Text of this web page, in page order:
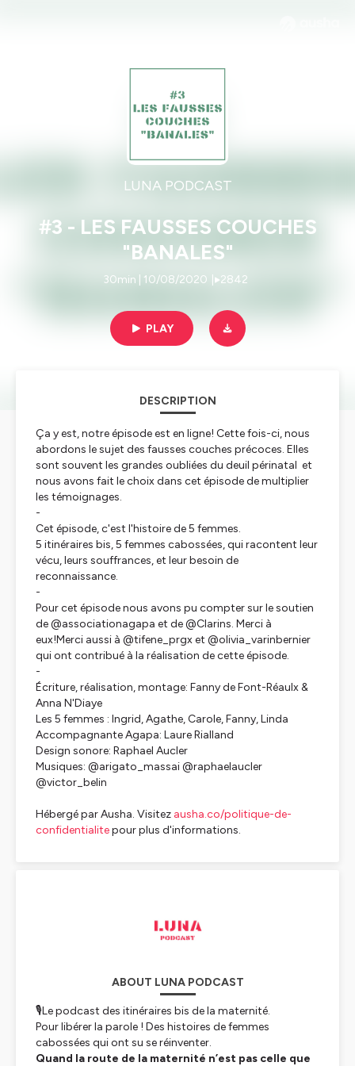
LUNA PODCAST
#3 - LES FAUSSES COUCHES
"BANALES"
30min | 10/08/2020 2842
PLAY
DESCRIPTION
Ça y est, notre épisode est en ligne! Cette fois-ci, nous
abordons le sujet des fausses couches précoces. Elles
sont souvent les grandes oubliées du deuil périnatal et
nous avons fait le choix dans cet épisode de multiplier
les témoignages.
-
Cet épisode, c'est l'histoire de 5 femmes.
5 itinéraires bis, 5 femmes cabossées, qui racontent leur
vécu, leurs souffrances, et leur besoin de
reconnaissance.
-
Pour cet épisode nous avons pu compter sur le soutien
de @associationagapa et de @Clarins. Merci à
eux!Merci aussi à @tifene_prgx et @olivia_varinbernier
qui ont contribué à la réalisation de cette épisode.
-
Écriture, réalisation, montage: Fanny de Font-Réaulx &
Anna N'Diaye
Les 5 femmes : Ingrid, Agathe, Carole, Fanny, Linda
Accompagnante Agapa: Laure Rialland
Design sonore: Raphael Aucler
Musiques: @arigato_massai @raphaelaucler
@victor_belin
Hébergé par Ausha. Visitez ausha.co/politique-de-
confidentialitepour plus d'informations.
ABOUT LUNA PODCAST
🎙️Le podcast des itinéraires bis de la maternité.
Pour libérer la parole ! Des histoires de femmes
cabossées qui ont su se réinventer.
Quand la route de la maternité n’est pas celle que